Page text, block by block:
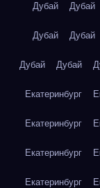
Дубай Дубай
Дубай Дубай
Дубай Дубай
Екатеринбург
Екатеринбург
Екатеринбург
Екатеринбург